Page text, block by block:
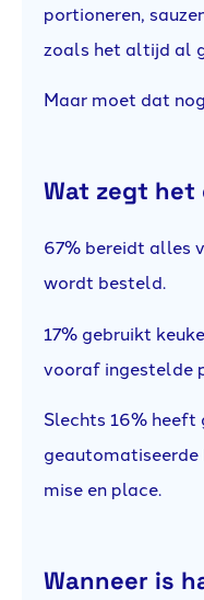
portioneren,
zoals het altijd al
Maar moet dat
Wat zegt het
67% bereidt alles
wordt besteld.
17% gebruikt
vooraf ingestelde
Slechts 16%
geautomatiseerde
mise en place.
Wanneer is